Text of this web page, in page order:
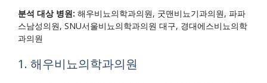
분석 대상 병원: 해우비뇨의학과의원, 굿맨비뇨기과의원, 파파
스남성의원, SNU서울비뇨의학과의원 대구, 경대에스비뇨의학
과의원
1. 해우비뇨의학과의원